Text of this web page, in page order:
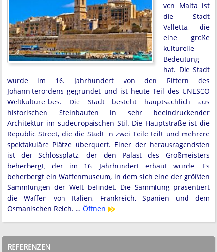
von Malta ist
die Stadt
Valletta, die
eine große
kulturelle
Bedeutung
hat. Die Stadt
wurde im 16. Jahrhundert von den Rittern des
Johanniterordens gegründet und ist heute Teil des UNESCO
Weltkulturerbes. Die Stadt besteht hauptsächlich aus
historischen Steinbauten in sehr beeindruckender
Architektur im südeuropäischen Stil. Die Hauptstraße ist die
Republic Street, die die Stadt in zwei Teile teilt und mehrere
spektakuläre Plätze überquert. Einer der herausragendsten
ist der Schlossplatz, der den Palast des Großmeisters
beherbergt, der im 16. Jahrhundert erbaut wurde. Es
beherbergt ein Waffenmuseum, in dem sich eine der größten
Sammlungen der Welt befindet. Die Sammlung präsentiert
die Waffen von Italien, Frankreich, Spanien und dem
Osmanischen Reich. … Öffnen
REFERENZEN